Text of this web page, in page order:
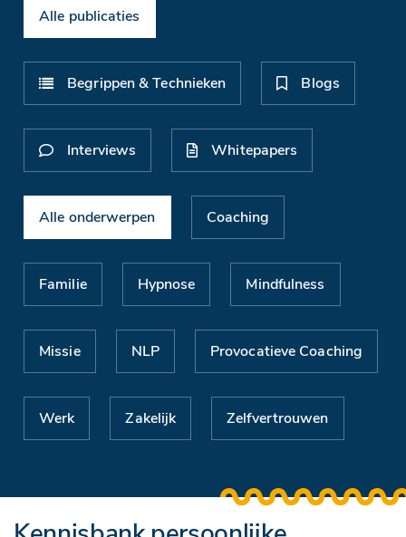
Alle publicaties
Begrippen & Technieken Blogs
Interviews Whitepapers
Alle onderwerpen Coaching
Familie Hypnose Mindfulness
Missie NLP Provocatieve Coaching
Werk Zakelijk Zelfvertrouwen